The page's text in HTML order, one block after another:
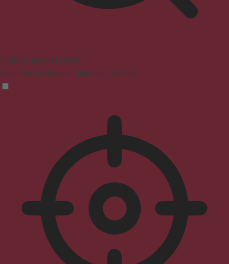
Profil sûr pour les crises
Supprime les flashs et réduit les couleurs